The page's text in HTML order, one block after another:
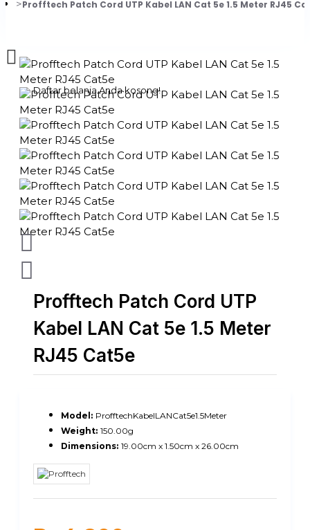
Daftar belanja Anda kosong!
Profftech Patch Cord UTP Kabel LAN Cat 5e 1.5 Meter RJ45
Profftech Patch Cord UTP
Kabel LAN Cat 5e 1.5 Meter
RJ45 Cat5e
Model: ProfftechKabelLANCat5e1.5Meter
Weight: 150.00g
Dimensions: 19.00cm x 1.50cm x 26.00cm